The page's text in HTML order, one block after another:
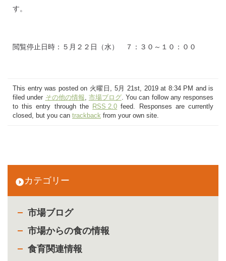
カテゴリー
市場ブログ
市場からの食の情報
食育関連情報
す。
閲覧停止日時：５月２２日（水） ７：３０～１０：００
This entry was posted on 火曜日, 5月 21st, 2019 at 8:34 PM and is
filed under その他の情報, 市場ブログ. You can follow any responses
to this entry through the
RSS 2.0 feed. Responses are currently
closed, but you can trackback from your own site.